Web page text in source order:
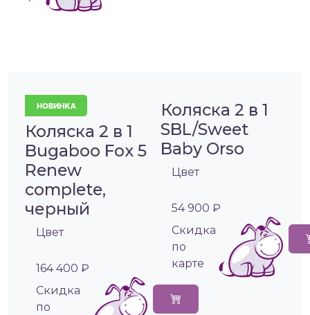
Коляска 2 в 1
Bugaboo Fox 5
Renew
complete,
черный
Цвет
164 400 ₽
Cкидка
по
Коляска 2 в 1
SBL/Sweet
Baby Orso
Цвет
54 900 ₽
Cкидка
по
карте